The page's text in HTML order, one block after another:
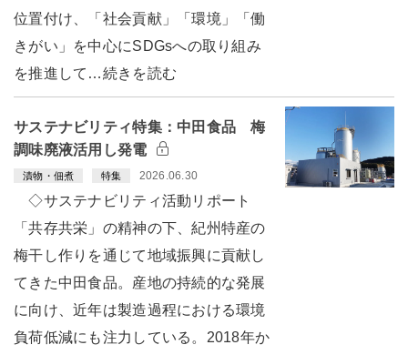
位置付け、「社会貢献」「環境」「働
きがい」を中心にSDGsへの取り組み
を推進して…続きを読む
サステナビリティ特集：中田食品 梅
調味廃液活用し発電
漬物・佃煮 特集 2026.06.30
◇サステナビリティ活動リポート
「共存共栄」の精神の下、紀州特産の
梅干し作りを通じて地域振興に貢献し
てきた中田食品。産地の持続的な発展
に向け、近年は製造過程における環境
負荷低減にも注力している。2018年か